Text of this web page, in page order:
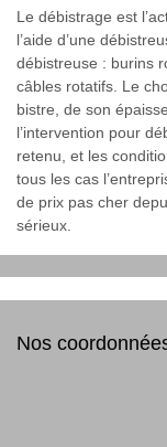
Le débistrage est
l’aide d’une
débistreuse : burins
câbles rotatifs. Le
bistre, de son
l’intervention pour
retenu, et les
tous les cas
de prix pas cher
sérieux.
Nos